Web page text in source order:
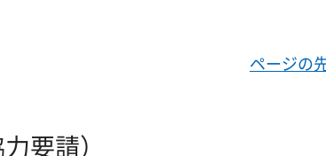
ページの
要請）